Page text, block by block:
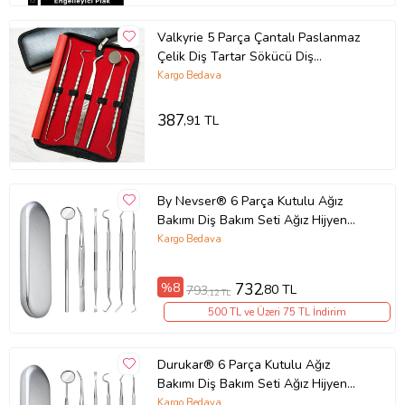
Valkyrie 5 Parça Çantalı Paslanmaz
Çelik Diş Tartar Sökücü Diş
Temizleme Kiti Tartar Kireç
Kargo Bedava
387,91 TL
By Nevser® 6 Parça Kutulu Ağız
Bakımı Diş Bakım Seti Ağız Hijyen
Takımı
Kargo Bedava
%8 793,12 TL 732,80 TL
500 TL ve Üzeri 75 TL İndirim
Durukar® 6 Parça Kutulu Ağız
Bakımı Diş Bakım Seti Ağız Hijyen